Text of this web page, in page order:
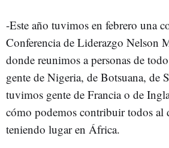
-Este año tuvimos en febrero una
Conferencia de Liderazgo Nelson
donde reunimos a personas de
gente de Nigeria, de Botsuana, de
tuvimos gente de Francia o de
cómo podemos contribuir todos al
teniendo lugar en África.